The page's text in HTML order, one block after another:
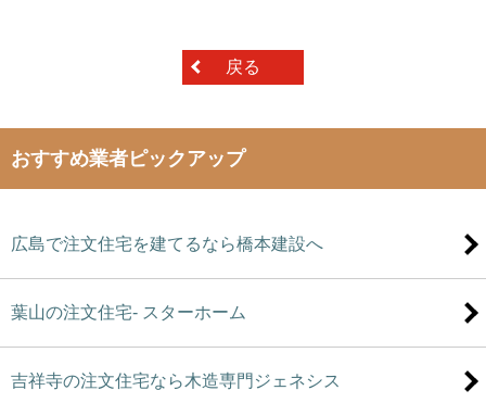
戻る
おすすめ業者ピックアップ
広島で注文住宅を建てるなら橋本建設へ
葉山の注文住宅- スターホーム
吉祥寺の注文住宅なら木造専門ジェネシス